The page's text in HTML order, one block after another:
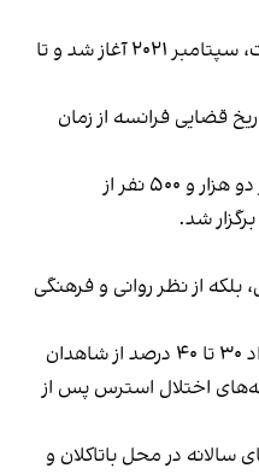
دادگاه تاریخی مربوط به این حملات، سپتامبر ۲۰۲۱ آغاز شد و تا
قضایی فرانسه از زمان
این دادگاه برای دادخواهی بیش از دو هزار و ۵۰۰ نفر از
شد.
بلکه از نظر روانی و فرهنگی
پژوهش‌های روان‌شناسی نشان داد ۳۰ تا ۴۰ درصد از شاهدان
اختلال استرس پس از
در محل باتاکلان و